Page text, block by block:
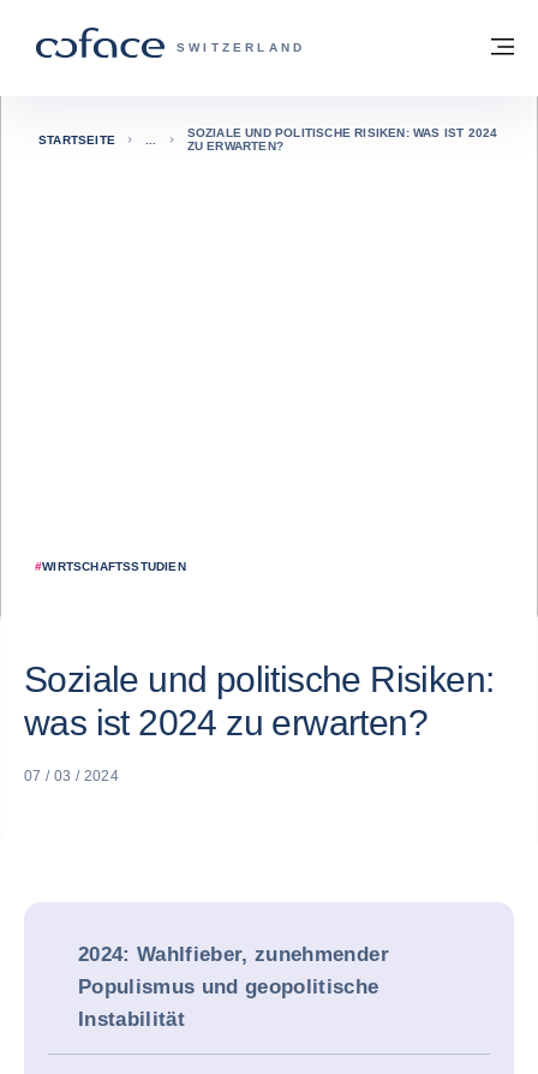
COFACE FOR TRADE - WEBSEITE DER
SWITZERLAND
Zurück zur Startseite
#WIRTSCHAFTSSTUDIEN
STARTSEITE
SOZIALE UND POLITISCHE RISIKEN: WAS IST 2024
ZU ERWARTEN?
Soziale und politische Risiken:
was ist 2024 zu erwarten?
07 / 03 / 2024
2024: Wahlfieber, zunehmender
Populismus und geopolitische
Instabilität